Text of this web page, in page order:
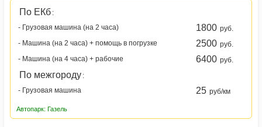
По ЕКб :
- Грузовая машина (на 2 часа)
1800 руб.
- Машина (на 2 часа) + помощь в погрузке
2500 руб.
- Машина (на 4 часа) + рабочие
6400 руб.
По межгороду :
- Грузовая машина
25 руб/км
Автопарк: Газель